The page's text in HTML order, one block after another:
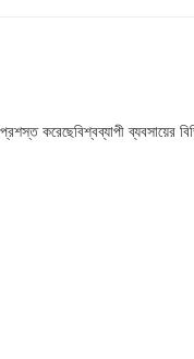
করেছেবিশ্বব্যাপী ব্যবসায়ের